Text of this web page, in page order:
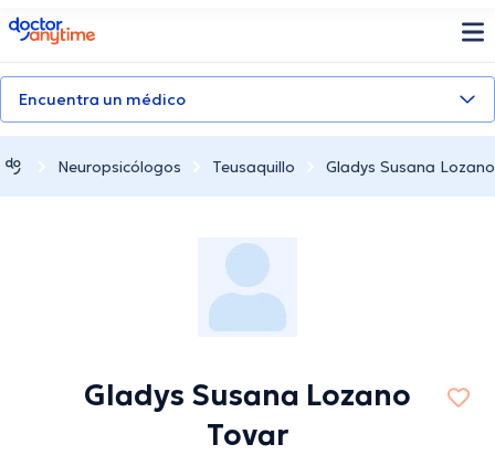
doctoranytime
Encuentra un médico
Neuropsicólogos Teusaquillo Gladys Susana
Gladys Susana Lozano
Tovar